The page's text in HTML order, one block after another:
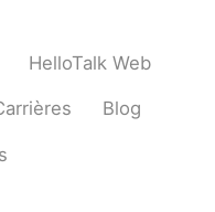
！
HelloTalk Web
Blog